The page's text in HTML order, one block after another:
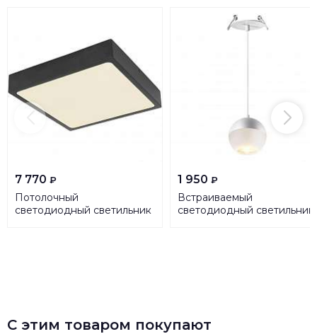
7 770 ₽
Потолочный
светодиодный светильник
1 950 ₽
Встраиваемый
светодиодный светильник
С этим товаром покупают